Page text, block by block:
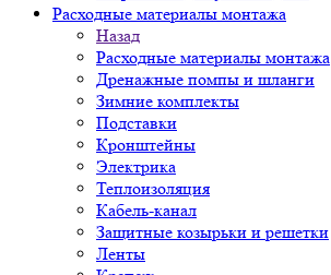
Расходные материалы монтажа
Назад
Расходные материалы монтажа
Дренажные помпы и шланги
Зимние комплекты
Подставки
Кронштейны
Электрика
Теплоизоляция
Кабель-канал
Защитные козырьки и решетки
Ленты